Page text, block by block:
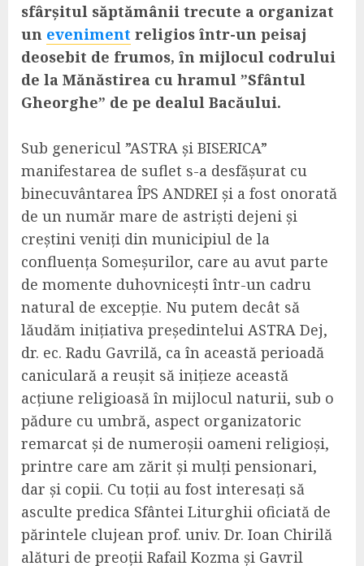
sfârșitul săptămânii trecute a organizat
un eveniment religios într-un peisaj
deosebit de frumos, în mijlocul codrului
de la Mănăstirea cu hramul ”Sfântul
Gheorghe” de pe dealul Bacăului.
Sub genericul ”ASTRA și BISERICA”
manifestarea de suflet s-a desfășurat cu
binecuvântarea ÎPS ANDREI și a fost onorată
de un număr mare de astriști dejeni și
creștini veniți din municipiul de la
confluența Someșurilor, care au avut parte
de momente duhovnicești într-un cadru
natural de excepție. Nu putem decât să
lăudăm inițiativa președintelui ASTRA Dej,
dr. ec. Radu Gavrilă, ca în această perioadă
caniculară a reușit să inițieze această
acțiune religioasă în mijlocul naturii, sub o
pădure cu umbră, aspect organizatoric
remarcat și de numeroșii oameni religioși,
printre care am zărit și mulți pensionari,
dar și copii. Cu toții au fost interesați să
asculte predica Sfântei Liturghii oficiată de
părintele clujean prof. univ. Dr. Ioan Chirilă
alături de preoții Rafail Kozma și Gavril